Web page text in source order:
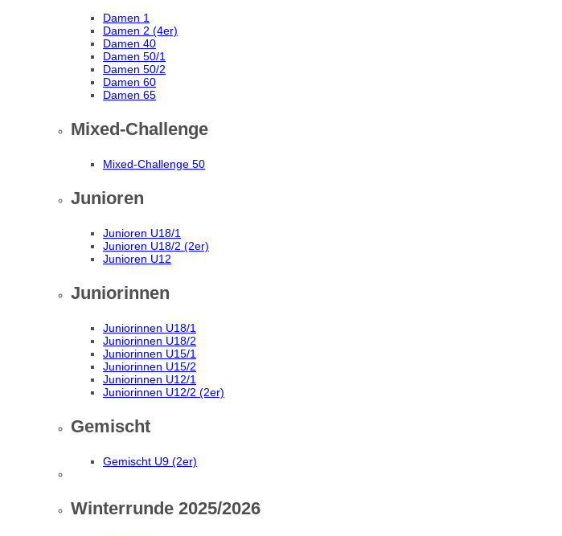
Damen 1
Damen 2 (4er)
Damen 40
Damen 50/1
Damen 50/2
Damen 60
Damen 65
Mixed-Challenge
Mixed-Challenge 50
Junioren
Junioren U18/1
Junioren U18/2 (2er)
Junioren U12
Juniorinnen
Juniorinnen U18/1
Juniorinnen U18/2
Juniorinnen U15/1
Juniorinnen U15/2
Juniorinnen U12/1
Juniorinnen U12/2 (2er)
Gemischt
Gemischt U9 (2er)
Winterrunde 2025/2026